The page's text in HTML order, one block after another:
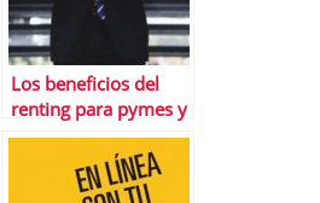
Los beneficios del
renting para pymes y
grandes empresas